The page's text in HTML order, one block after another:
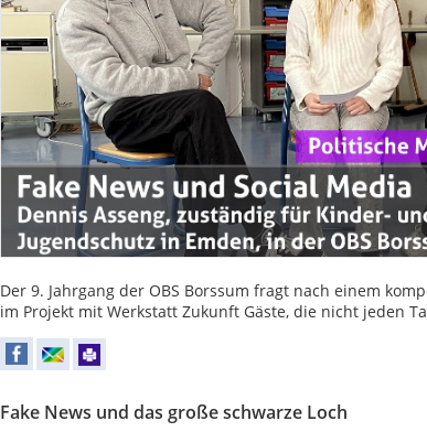
Der 9. Jahrgang der OBS Borssum fragt nach einem
im Projekt mit Werkstatt Zukunft Gäste, die nicht jeden
Fake News und das große schwarze Loch